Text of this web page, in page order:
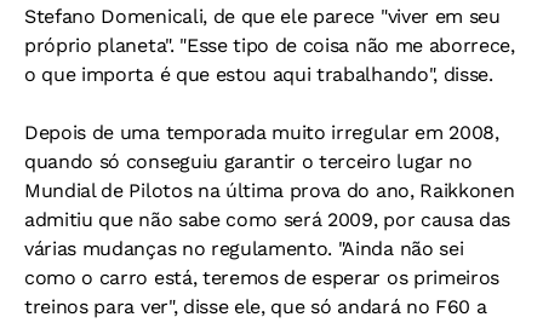
Stefano Domenicali, de que ele parece "viver em seu
próprio planeta". "Esse tipo de coisa não me aborrece,
o que importa é que estou aqui trabalhando", disse.
Depois de uma temporada muito irregular em 2008,
quando só conseguiu garantir o terceiro lugar no
Mundial de Pilotos na última prova do ano, Raikkonen
admitiu que não sabe como será 2009, por causa das
várias mudanças no regulamento. "Ainda não sei
como o carro está, teremos de esperar os primeiros
treinos para ver", disse ele, que só andará no F60 a